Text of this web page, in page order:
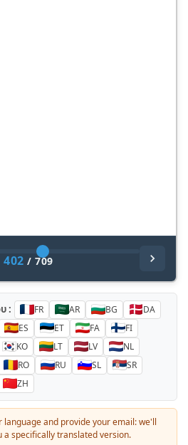
402 /709
: FR AR BG
DA
ES ET FA
FI
KO LT LV
NL
RO RU SL
SR
ZH
language and provide your email: we'll
a specifically translated version.